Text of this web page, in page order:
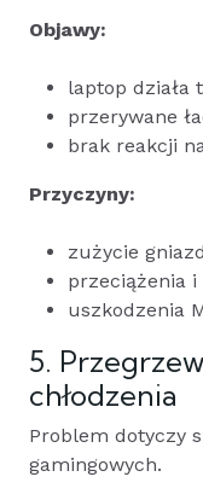
Objawy:
laptop działa
przerywane
brak reakcji
Przyczyny:
zużycie
przeciążenia
uszkodzenia
5.
chłodzenia
Problem dotyczy
gamingowych.